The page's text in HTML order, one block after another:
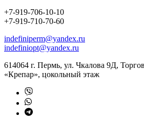
+7-919-706-10-10
+7-919-710-70-60
indefiniperm@yandex.ru
indefiniopt@yandex.ru
614064 г. Пермь, ул. Чкалова 9Д,
«Крепар», цокольный этаж